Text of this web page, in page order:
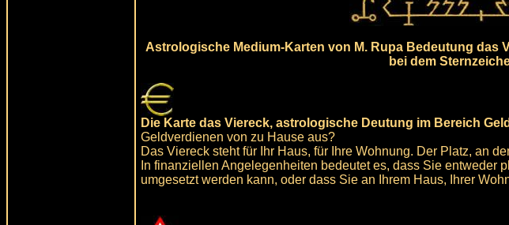
Astrologische Medium-Karten von M. Rupa Bedeutung das
bei dem
Die Karte das Viereck, astrologische Deutung im Bereich
Geldverdienen von zu Hause aus?
Das Viereck steht für Ihr Haus, für Ihre Wohnung. Der Platz, an
In finanziellen Angelegenheiten bedeutet es, dass Sie entweder
umgesetzt werden kann, oder dass Sie an Ihrem Haus, Ihrer